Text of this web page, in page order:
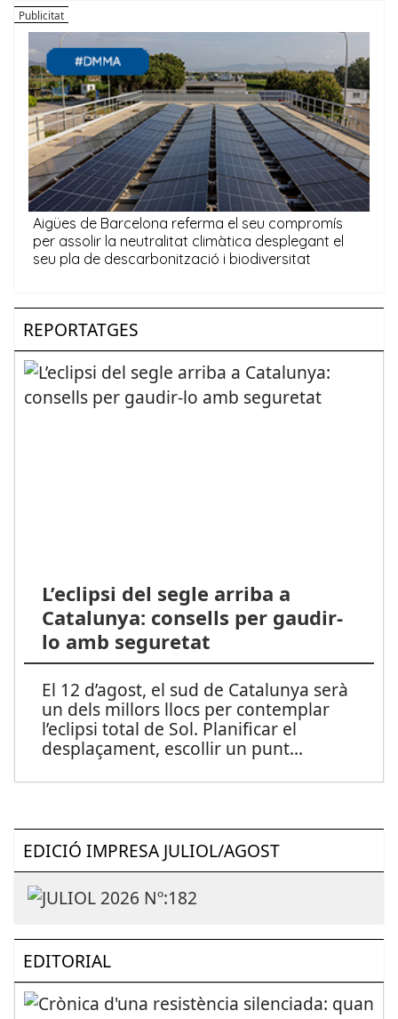
REPORTATGES
L’eclipsi del segle arriba a
Catalunya: consells per gaudir-
lo amb seguretat
El 12 d’agost, el sud de Catalunya serà
un dels millors llocs per contemplar
l’eclipsi total de Sol. Planificar el
desplaçament, escollir un punt...
EDICIÓ IMPRESA JULIOL/AGOST
EDITORIAL